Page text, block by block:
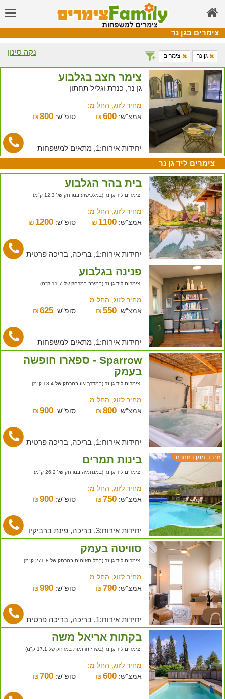
צימרים בגן נר
נקה סינון גן נר צימרים
צימר חצב בגלבוע
גן נר, כנרת וגליל תחתון
מחיר לזוג, החל מ:
אמצ"ש:
₪600 סופ"ש: ₪ 800
יחידות אירוח:1, מתאים למשפחות
צימרים ליד גן נר
בית בהר הגלבוע
צימרים ליד גן נר (במלכישוע במרחק של 12.3 ק"מ)
מחיר לזוג, החל מ:
אמצ"ש:
₪ 1100 סופ"ש: ₪ 1200
יחידות אירוח:1, בריכה, בריכה פרטית
פנינה בגלבוע
צימרים ליד גן נר (במירב במרחק של 11.7 ק"מ)
מחיר לזוג, החל מ:
אמצ"ש:
₪550 סופ"ש: ₪ 625
יחידות אירוח:1, מתאים למשפחות
Sparrow - ספארו חופשה
בעמק
צימרים ליד גן נר (במדרך עוז במרחק של 18.4 ק"מ)
מחיר לזוג, החל מ:
אמצ"ש:
₪800 סופ"ש: ₪ 900
יחידות אירוח:1, בריכה, בריכה פרטית
מרחב מוגן במתחם בינות תמרים
צימרים ליד גן נר (במנחמיה במרחק של 26.2 ק"מ)
מחיר לזוג, החל מ:
אמצ"ש:
₪750 סופ"ש: ₪ 900
יחידות אירוח:3, בריכה, פינת ברביקיו
סוויטה בעמק
צימרים ליד גן נר (בתל תאומים במרחק של 271.8 ק"מ)
מחיר לזוג, החל מ:
אמצ"ש:
₪790 סופ"ש: ₪ 990
יחידות אירוח:1, בריכה, בריכה פרטית
בקתות אריאל משה
צימרים ליד גן נר (בשדי תרומות במרחק של 17.1 ק"מ)
מחיר לזוג, החל מ:
אמצ"ש:
₪600 סופ"ש: ₪ 700